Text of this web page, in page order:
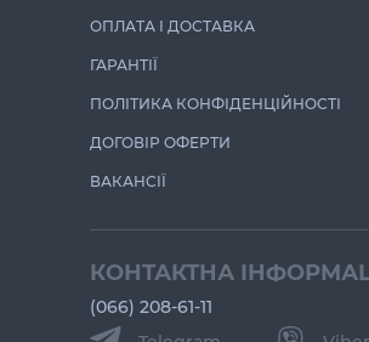
ОПЛАТА І ДОСТАВКА
ГАРАНТІЇ
ПОЛІТИКА КОНФІДЕНЦІЙНОСТІ
ДОГОВІР ОФЕРТИ
ВАКАНСІЇ
КОНТАКТНА
(066) 208-61-11